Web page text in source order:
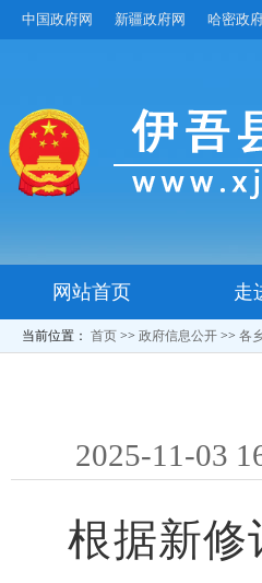
中国政府网 新疆政府网 哈密政
网站首页 走
当前位置： 首页 >> 政府信息公开 >> 各
2025-11-03
根据新修